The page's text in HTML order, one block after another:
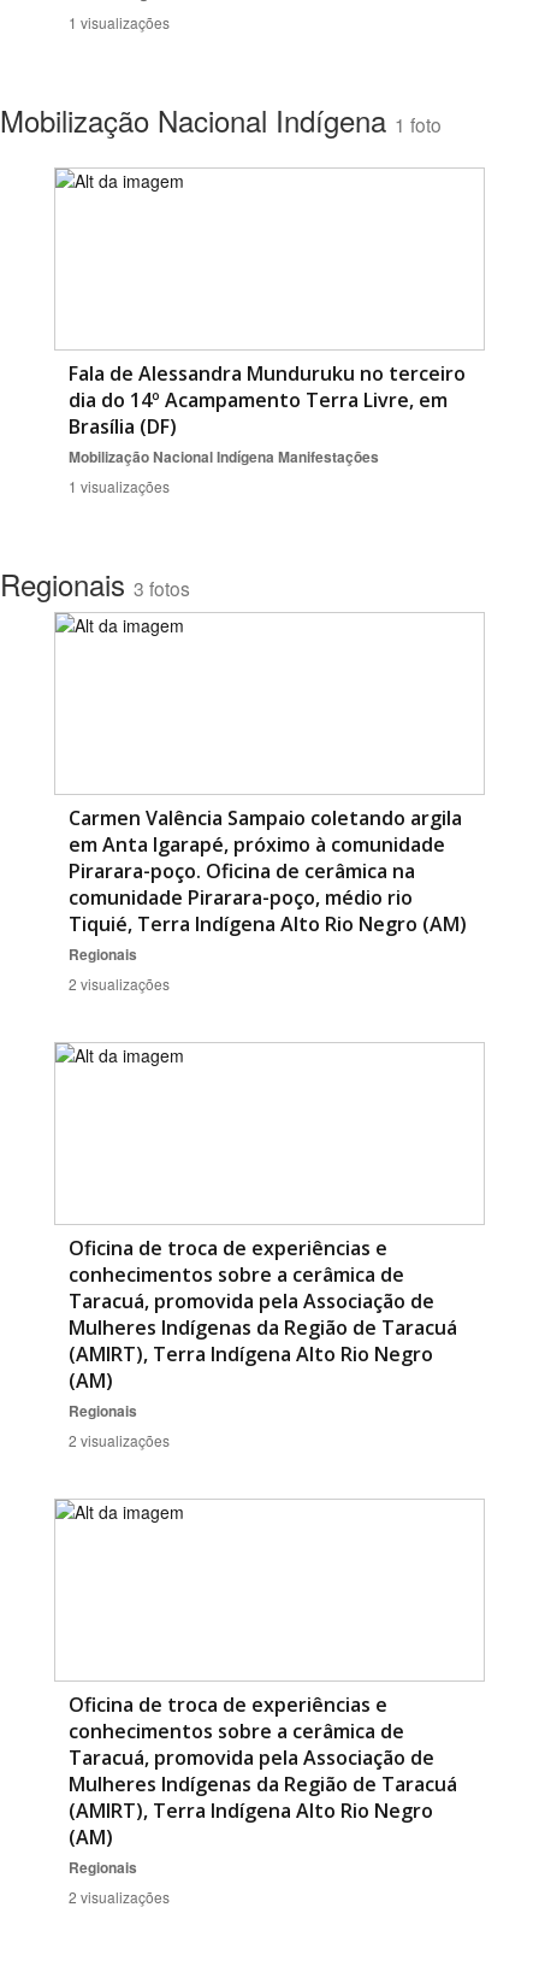
1 visualizações
Mobilização Nacional Indígena 1 foto
Fala de Alessandra Munduruku no terceiro
dia do 14º Acampamento Terra Livre, em
Brasília (DF)
Mobilização Nacional Indígena Manifestações
1 visualizações
Regionais 3 fotos
Carmen Valência Sampaio coletando argila
em Anta Igarapé, próximo à comunidade
Pirarara-poço. Oficina de cerâmica na
comunidade Pirarara-poço, médio rio
Tiquié, Terra Indígena Alto Rio Negro (AM)
Regionais
2 visualizações
Oficina de troca de experiências e
conhecimentos sobre a cerâmica de
Taracuá, promovida pela Associação de
Mulheres Indígenas da Região de Taracuá
(AMIRT), Terra Indígena Alto Rio Negro
(AM)
Regionais
2 visualizações
Oficina de troca de experiências e
conhecimentos sobre a cerâmica de
Taracuá, promovida pela Associação de
Mulheres Indígenas da Região de Taracuá
(AMIRT), Terra Indígena Alto Rio Negro
(AM)
Regionais
2 visualizações